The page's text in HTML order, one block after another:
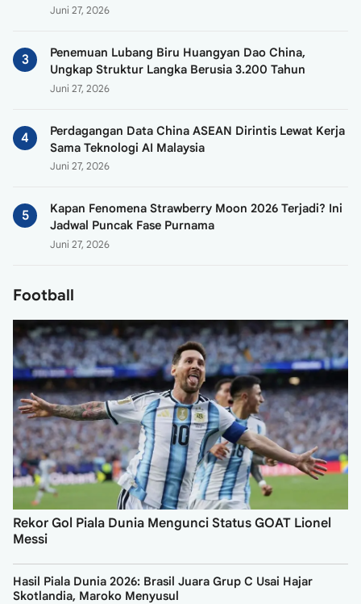
Juni 27, 2026
Penemuan Lubang Biru Huangyan Dao China,
Ungkap Struktur Langka Berusia 3.200 Tahun
Juni 27, 2026
Perdagangan Data China ASEAN Dirintis Lewat Kerja
Sama Teknologi AI Malaysia
Juni 27, 2026
Kapan Fenomena Strawberry Moon 2026 Terjadi? Ini
Jadwal Puncak Fase Purnama
Juni 27, 2026
Football
Rekor Gol Piala Dunia Mengunci Status GOAT Lionel
Messi
Hasil Piala Dunia 2026: Brasil Juara Grup C Usai Hajar
Skotlandia, Maroko Menyusul